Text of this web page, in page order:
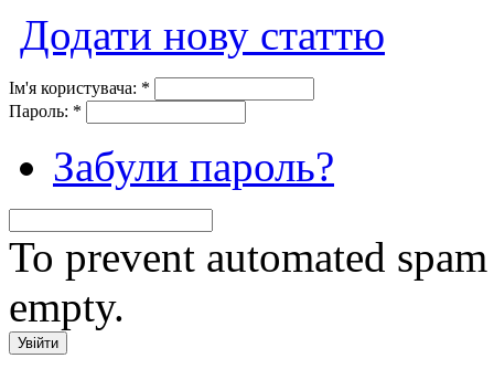
Додати нову статтю
Ім'я користувача: *
Пароль: *
Забули пароль?
To prevent automated
empty.